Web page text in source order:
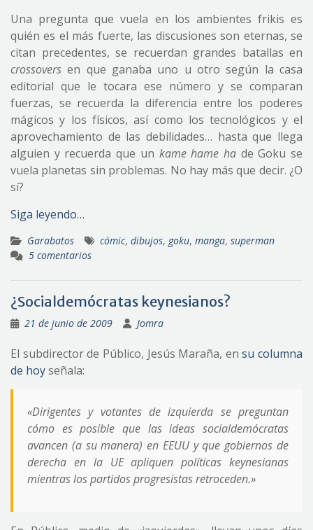
Una pregunta que vuela en los ambientes frikis es
quién es el más fuerte, las discusiones son eternas, se
citan precedentes, se recuerdan grandes batallas en
crossovers en que ganaba uno u otro según la casa
editorial que le tocara ese número y se comparan
fuerzas, se recuerda la diferencia entre los poderes
mágicos y los físicos, así como los tecnológicos y el
aprovechamiento de las debilidades… hasta que llega
alguien y recuerda que un kame hame hade Goku se
vuela planetas sin problemas. No hay más que decir. ¿O
sí?
Siga leyendo…
Garabatos cómic, dibujos, goku, manga, superman
5 comentarios
¿Socialdemócratas keynesianos?
21 de junio de 2009 Jomra
El subdirector de Público, Jesús Maraña, ensu columna
de hoyseñala:
«Dirigentes y votantes de izquierda se preguntan
cómo es posible que las ideas socialdemócratas
avancen (a su manera) en EEUU y que gobiernos de
derecha en la UE apliquen políticas keynesianas
mientras los partidos progresistas retroceden.»